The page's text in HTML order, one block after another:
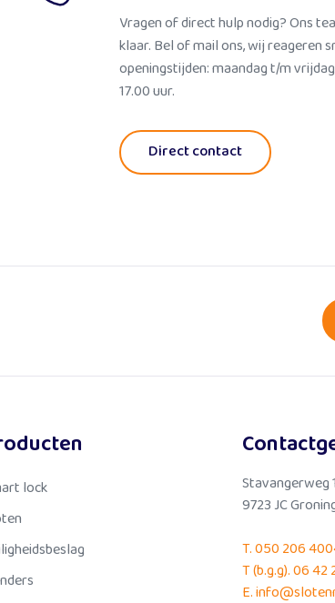
Vragen of direct hulp nodig? Ons
klaar. Bel of mail ons, wij reageren
openingstijden: maandag t/m
17.00 uur.
Direct contact
lock
Stavangerweg
9723 JC
T. 050 206
T (b.g.g). 06 42
E.